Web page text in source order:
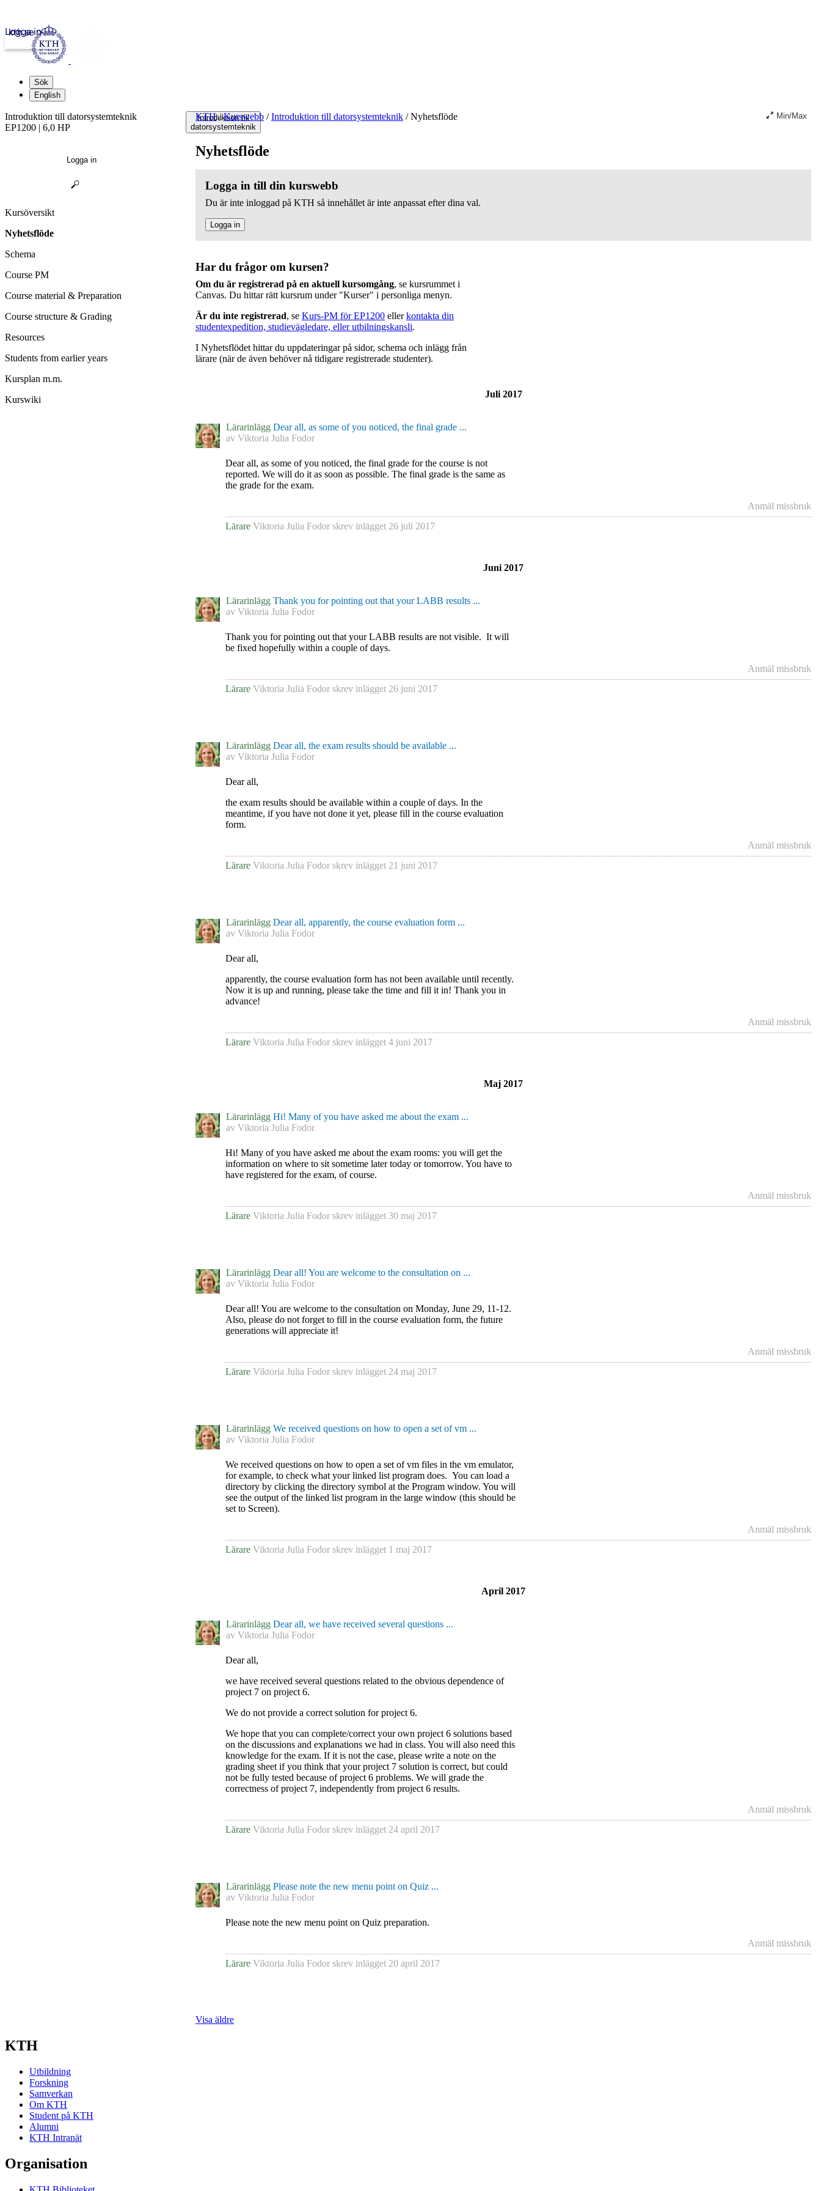
kth.se
Logga in
Sök
English
Introduktion till
datorsystemteknik
KTH / Kurswebb / Introduktion till datorsystemteknik /Nyhetsflöde Min/Max
Nyhetsflöde
Logga in till din kurswebb
Du är inte inloggad på KTH så innehållet är inte anpassat efter dina val.
Logga in
Har du frågor om kursen?
Om du är registrerad på en aktuell kursomgång, se kursrummet i
Canvas. Du hittar rätt kursrum under "Kurser" i personliga menyn.
Är du inte registrerad, se Kurs-PM för EP1200 ellerkontakta din
studentexpedition, studievägledare, eller utbilningskansli.
I Nyhetsflödet hittar du uppdateringar på sidor, schema och inlägg från
lärare (när de även behöver nå tidigare registrerade studenter).
Juli 2017
Lärarinlägg Dear all, as some of you noticed, the final grade ...
av Viktoria Julia Fodor
Dear all, as some of you noticed, the final grade for the course is not
reported. We will do it as soon as possible. The final grade is the same as
the grade for the exam.
Anmäl missbruk
Lärare Viktoria Julia Fodor skrev inlägget 26 juli 2017
Juni 2017
Lärarinlägg Thank you for pointing out that your LABB results ...
av Viktoria Julia Fodor
Thank you for pointing out that your LABB results are not visible. It will
be fixed hopefully within a couple of days.
Anmäl missbruk
Lärare Viktoria Julia Fodor skrev inlägget 26 juni 2017
Lärarinlägg Dear all, the exam results should be available ...
av Viktoria Julia Fodor
Dear all,
the exam results should be available within a couple of days. In the
meantime, if you have not done it yet, please fill in the course evaluation
form.
Anmäl missbruk
Lärare Viktoria Julia Fodor skrev inlägget 21 juni 2017
Lärarinlägg Dear all, apparently, the course evaluation form ...
av Viktoria Julia Fodor
Dear all,
apparently, the course evaluation form has not been available until recently.
Now it is up and running, please take the time and fill it in! Thank you in
advance!
Anmäl missbruk
Lärare Viktoria Julia Fodor skrev inlägget 4 juni 2017
Maj 2017
Lärarinlägg Hi! Many of you have asked me about the exam ...
av Viktoria Julia Fodor
Hi! Many of you have asked me about the exam rooms: you will get the
information on where to sit sometime later today or tomorrow. You have to
have registered for the exam, of course.
Anmäl missbruk
Lärare Viktoria Julia Fodor skrev inlägget 30 maj 2017
Lärarinlägg Dear all! You are welcome to the consultation on ...
av Viktoria Julia Fodor
Dear all! You are welcome to the consultation on Monday, June 29, 11-12.
Also, please do not forget to fill in the course evaluation form, the future
generations will appreciate it!
Anmäl missbruk
Lärare Viktoria Julia Fodor skrev inlägget 24 maj 2017
Lärarinlägg We received questions on how to open a set of vm ...
av Viktoria Julia Fodor
We received questions on how to open a set of vm files in the vm emulator,
for example, to check what your linked list program does. You can load a
directory by clicking the directory symbol at the Program window. You will
see the output of the linked list program in the large window (this should be
set to Screen).
Anmäl missbruk
Lärare Viktoria Julia Fodor skrev inlägget 1 maj 2017
April 2017
Lärarinlägg Dear all, we have received several questions ...
av Viktoria Julia Fodor
Dear all,
we have received several questions related to the obvious dependence of
project 7 on project 6.
We do not provide a correct solution for project 6.
We hope that you can complete/correct your own project 6 solutions based
on the discussions and explanations we had in class. You will also need this
knowledge for the exam. If it is not the case, please write a note on the
grading sheet if you think that your project 7 solution is correct, but could
not be fully tested because of project 6 problems. We will grade the
correctness of project 7, independently from project 6 results.
Anmäl missbruk
Lärare Viktoria Julia Fodor skrev inlägget 24 april 2017
Lärarinlägg Please note the new menu point on Quiz ...
av Viktoria Julia Fodor
Please note the new menu point on Quiz preparation.
Anmäl missbruk
Lärare Viktoria Julia Fodor skrev inlägget 20 april 2017
Visa äldre
Introduktion till datorsystemteknik
EP1200 | 6,0 HP
Logga in
Kursöversikt
Nyhetsflöde
Schema
Course PM
Course material & Preparation
Course structure & Grading
Resources
Students from earlier years
Kursplan m.m.
Kurswiki
KTH
Utbildning
Forskning
Samverkan
Om KTH
Student på KTH
Alumni
KTH Intranät
Organisation